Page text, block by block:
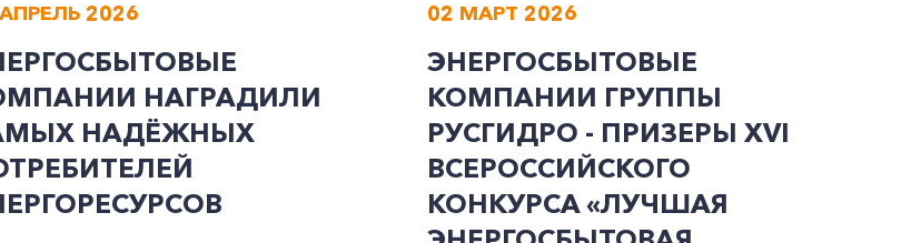
2026
НАГРАДИЛИ
НАДЁЖНЫХ
02 МАРТ 2026
ЭНЕРГОСБЫТОВЫЕ
КОМПАНИИ ГРУППЫ
РУСГИДРО - ПРИЗЕРЫ ХVI
ВСЕРОССИЙСКОГО
КОНКУРСА «ЛУЧШАЯ